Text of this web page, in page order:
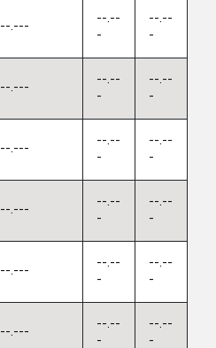
--.---
--.--
-
--.--
-
--.---
--.--
-
--.--
-
--.---
--.--
-
--.--
-
--.---
--.--
-
--.--
-
--.---
--.--
-
--.--
-
--.---
--.--
-
--.--
-